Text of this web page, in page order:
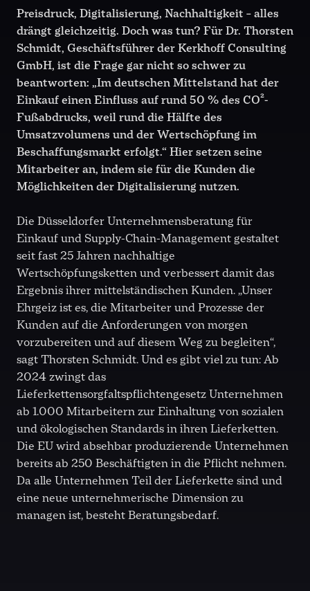
Preisdruck, Digitalisierung, Nachhaltigkeit – alles
drängt gleichzeitig. Doch was tun? Für Dr. Thorsten
Schmidt, Geschäftsführer der Kerkhoff Consulting
GmbH, ist die Frage gar nicht so schwer zu
beantworten: „Im deutschen Mittelstand hat der
Einkauf einen Einfluss auf rund 50 % des CO²-
Fußabdrucks, weil rund die Hälfte des
Umsatzvolumens und der Wertschöpfung im
Beschaffungsmarkt erfolgt.“ Hier setzen seine
Mitarbeiter an, indem sie für die Kunden die
Möglichkeiten der Digitalisierung nutzen.
Die Düsseldorfer Unternehmensberatung für
Einkauf und Supply-Chain-Management gestaltet
seit fast 25 Jahren nachhaltige
Wertschöpfungsketten und verbessert damit das
Ergebnis ihrer mittelständischen Kunden. „Unser
Ehrgeiz ist es, die Mitarbeiter und Prozesse der
Kunden auf die Anforderungen von morgen
vorzubereiten und auf diesem Weg zu begleiten“,
sagt Thorsten Schmidt. Und es gibt viel zu tun: Ab
2024 zwingt das
Lieferkettensorgfaltspflichtengesetz Unternehmen
ab 1.000 Mitarbeitern zur Einhaltung von sozialen
und ökologischen Standards in ihren Lieferketten.
Die EU wird absehbar produzierende Unternehmen
bereits ab 250 Beschäftigten in die Pflicht nehmen.
Da alle Unternehmen Teil der Lieferkette sind und
eine neue unternehmerische Dimension zu
managen ist, besteht Beratungsbedarf.